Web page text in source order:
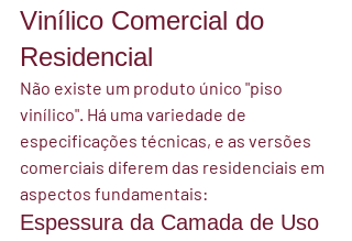
Vinílico Comercial do
Residencial
Não existe um produto único "piso
vinílico". Há uma variedade de
especificações técnicas, e as versões
comerciais diferem das residenciais em
aspectos fundamentais:
Espessura da Camada de Uso